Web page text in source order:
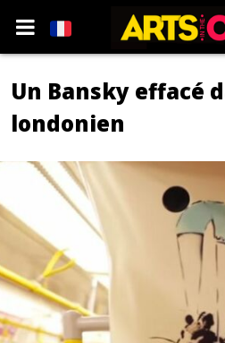
Un Bansky effacé
londonien